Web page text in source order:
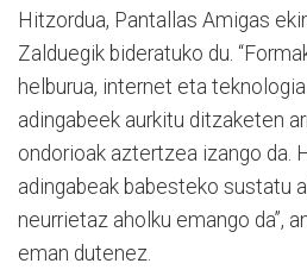
Hitzordua, Pantallas Amigas
Zalduegik bideratuko du.
helburua, internet eta
adingabeek aurkitu ditzaketen
ondorioak aztertzea izango da.
adingabeak babesteko sustatu
neurrietaz aholku emango da”,
eman dutenez.